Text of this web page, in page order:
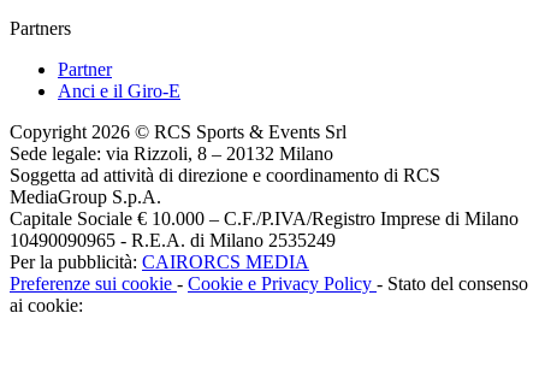
Partners
Partner
Anci e il Giro-E
Copyright 2026 © RCS Sports & Events Srl
Sede legale: via Rizzoli, 8 – 20132 Milano
Soggetta ad attività di direzione e coordinamento di RCS
MediaGroup S.p.A.
Capitale Sociale € 10.000 – C.F./P.IVA/Registro Imprese di Milano
10490090965 - R.E.A. di Milano 2535249
Per la pubblicità: CAIRORCS MEDIA
Preferenze sui cookie - Cookie e Privacy Policy - Stato del consenso
ai cookie: